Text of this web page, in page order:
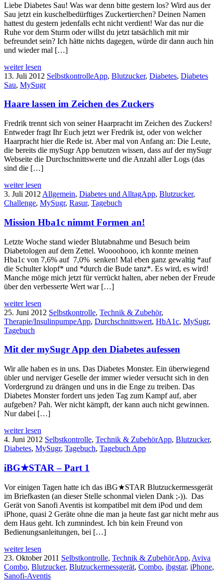
Liebe Diabetes Sau! Was war denn bitte gestern los? Wird aus der
Sau jetzt ein kuschelbedürftiges Zuckertierchen? Deinen Namen
hattest du gestern jedenfalls echt nicht verdient! War das nur die
Ruhe vor dem Sturm oder willst du jetzt tatsächlich mit mir
befreundet sein? Ich hätte nichts dagegen, würde dir dann auch hin
und wieder mal […]
weiter lesen
13. Juli 2012 SelbstkontrolleApp, Blutzucker, Diabetes, Diabetes
Sau, MySugr
Haare lassen im Zeichen des Zuckers
Fredrik trennt sich von seiner Haarpracht im Zeichen des Zuckers!
Entweder fragt Ihr Euch jetzt wer Fredrik ist, oder von welcher
Haarpracht hier die Rede ist. Aber mal von Anfang an: Die Leute,
die bereits die mySugr App benutzen wissen, dass auf der mySugr
Webseite die Durchschnittswerte und die Anzahl aller Logs (das
sind die […]
weiter lesen
3. Juli 2012 Allgemein, Diabetes und AlltagApp, Blutzucker,
Challenge, MySugr, Rasur, Tagebuch
Mission Hba1c nimmt Formen an!
Letzte Woche stand wieder Blutabnahme und Besuch beim
Diabetologen auf dem Zettel. Woooohooo, ich konnte meinen
Hba1c von 7,6% auf 7,0% senken! Mal eben ganz gewaltig *auf
die Schulter klopf* und *durch die Bude tanz*. Es wird, es wird!
Manche möge mich jetzt für verrückt halten, aber neben der Freude
über den verbesserte Wert war […]
weiter lesen
25. Juni 2012 Selbstkontrolle, Technik & Zubehör,
Therapie/InsulinpumpeApp, Durchschnittswert, HbA1c, MySugr,
Tagebuch
Mit der mySugr App den Diabetes aufessen
Wir alle haben es in uns. Das Diabetes Monster. Ein überwiegend
übler und nerviger Geselle der immer wieder versucht sich in den
Vordergrund zu drängen und uns in die Enge zu treiben. Das
Diabetes Monster fordert uns jeden Tag zum Kampf auf, aber
aufgeben? Pah. Wer nicht kämpft, der kann auch nicht gewinnen.
Nur dabei […]
weiter lesen
4. Juni 2012 Selbstkontrolle, Technik & ZubehörApp, Blutzucker,
Diabetes, MySugr, Tagebuch, Tagebuch App
iBG★STAR – Part 1
Vor einigen Tagen hatte ich das iBG★STAR Blutzuckermessgerät
im Briefkasten (an dieser Stelle schonmal vielen Dank ;-)). Das
Gerät von Sanofi Aventis ist kompatibel mit dem iPod und dem
iPhone, quasi 2 Geräte ohne die man ja heute fast gar nicht mehr aus
dem Haus geht. Ich zumnindest. Ich bin kein Freund von
Bedienungsanleitungen, bei […]
weiter lesen
23. Oktober 2011 Selbstkontrolle, Technik & ZubehörApp, Aviva
Combo, Blutzucker, Blutzuckermessgerät, Combo, ibgstar, iPhone,
Sanofi-Aventis